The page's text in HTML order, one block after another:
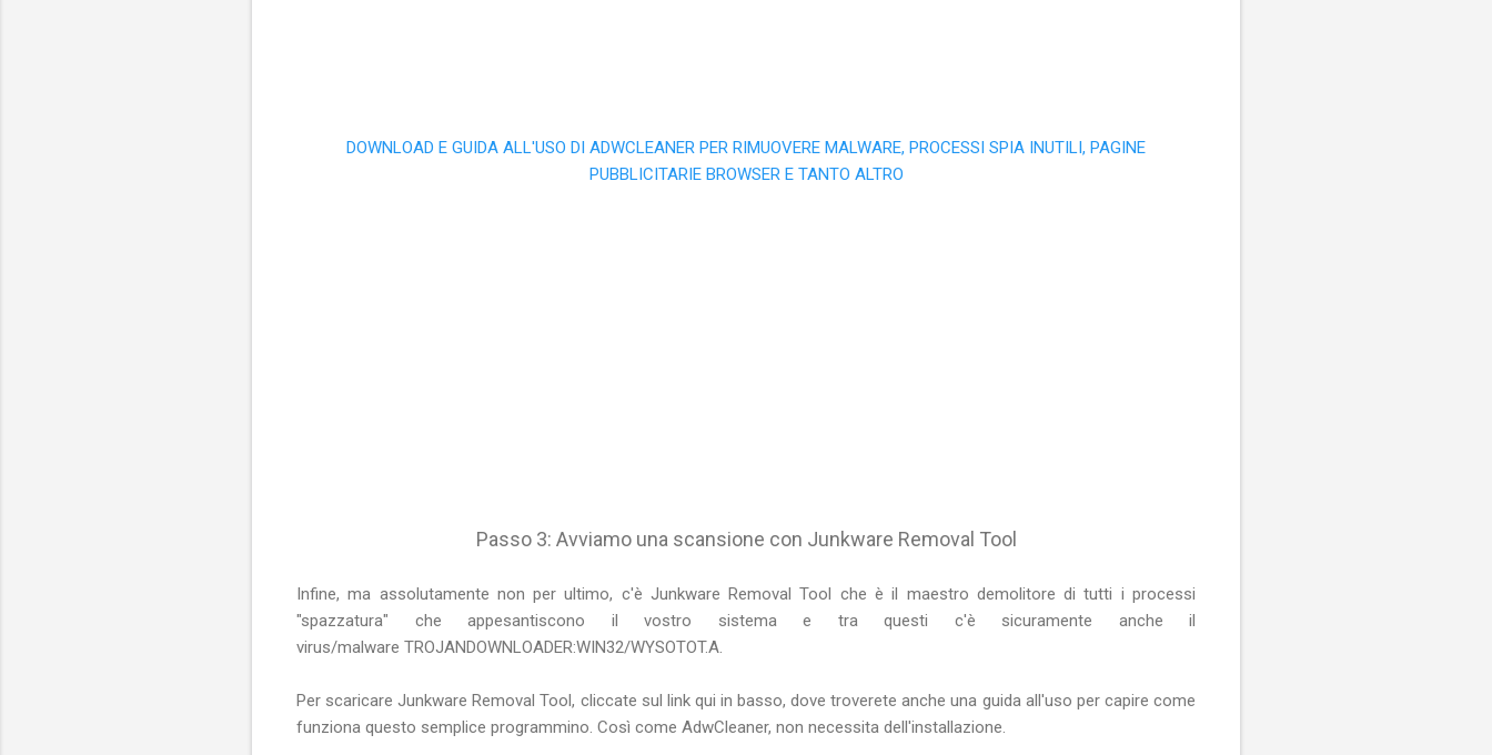
DOWNLOAD E GUIDA ALL'USO DI ADWCLEANER PER RIMUOVERE MALWARE, PROCESSI SPIA INUTILI, PAGINE
PUBBLICITARIE BROWSER E TANTO ALTRO
Passo 3: Avviamo una scansione con Junkware Removal Tool
Infine, ma assolutamente non per ultimo, c'è Junkware Removal Tool che è il maestro demolitore di tutti i processi
"spazzatura" che appesantiscono il vostro sistema e tra questi c'è sicuramente anche il
virus/malware TROJANDOWNLOADER:WIN32/WYSOTOT.A.
Per scaricare Junkware Removal Tool, cliccate sul link qui in basso, dove troverete anche una guida all'uso per capire come
funziona questo semplice programmino. Così come AdwCleaner, non necessita dell'installazione.